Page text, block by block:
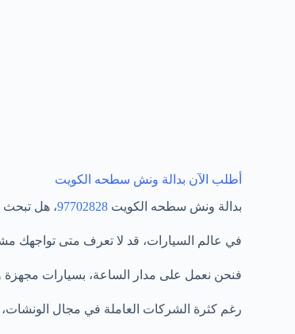
أطلب الآن بدالة ونش سطحه الكويت
بدالة ونش سطحه الكويت97702828، هل
في عالم السيارات، قد لا تعرف متى تواجهك
فنحن نعمل على مدار الساعة، بسيارات
رغم كثرة الشركات العاملة في مجال الونشات،